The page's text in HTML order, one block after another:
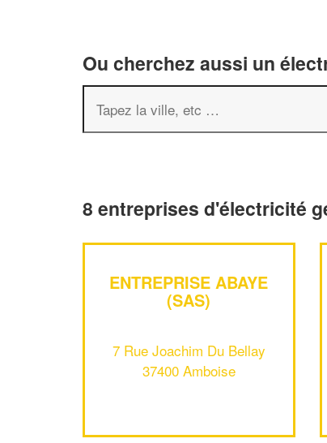
Ou cherchez aussi un
8 entreprises d'électricité
ENTREPRISE ABAYE
(SAS)
7 Rue Joachim Du Bellay
37400 Amboise